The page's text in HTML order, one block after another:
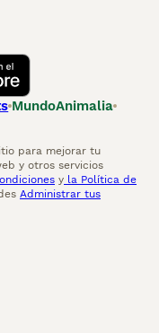
MundoAnimalia
para mejorar tu
y otros servicios
y la Política de
Administrar tus